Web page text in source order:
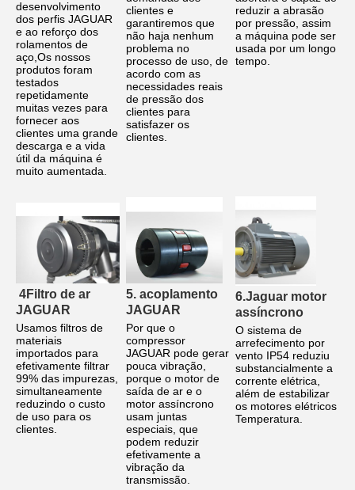
desenvolvimento
dos perfis JAGUAR
e ao reforço dos
rolamentos de
aço,Os nossos
produtos foram
testados
repetidamente
muitas vezes para
fornecer aos
clientes uma grande
descarga e a vida
útil da máquina é
muito aumentada.
clientes e
garantiremos que
não haja nenhum
problema no
processo de uso, de
acordo com as
necessidades reais
de pressão dos
clientes para
satisfazer os
clientes.
reduzir a abrasão
por pressão, assim
a máquina pode ser
usada por um longo
tempo.
4Filtro de ar
JAGUAR
Usamos filtros de
materiais
importados para
efetivamente filtrar
99% das impurezas,
simultaneamente
reduzindo o custo
de uso para os
clientes.
5. acoplamento
JAGUAR
Por que o
compressor
JAGUAR pode gerar
pouca vibração,
porque o motor de
saída de ar e o
motor assíncrono
usam juntas
especiais, que
podem reduzir
efetivamente a
vibração da
transmissão.
6.Jaguar motor
assíncrono
O sistema de
arrefecimento por
vento IP54 reduziu
substancialmente a
corrente elétrica,
além de estabilizar
os motores elétricos
Temperatura.